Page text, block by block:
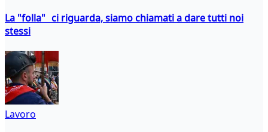
La "folla" ci riguarda, siamo chiamati a dare tutti noi
stessi
Lavoro